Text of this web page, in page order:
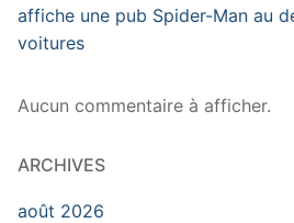
affiche une pub Spider-Man au
voitures
Aucun commentaire à afficher.
ARCHIVES
août 2026